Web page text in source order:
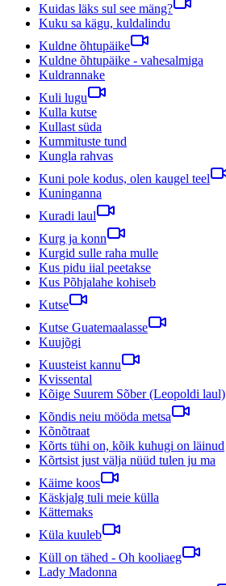
Kuidas läks sul see mäng?
Kuku sa kägu, kuldalindu
Kuldne õhtupäike
Kuldne õhtupäike - vahesalmiga
Kuldrannake
Kuli lugu
Kulla kutse
Kullast süda
Kummituste tund
Kungla rahvas
Kuni pole kodus, olen kaugel teel
Kuninganna
Kuradi laul
Kurg ja konn
Kurgid sulle raha mulle
Kus pidu iial peetakse
Kus Põhjalahe kohiseb
Kutse
Kutse Guatemaalasse
Kuujõgi
Kuusteist kannu
Kvissental
Kõige Suurem Sõber (Leopoldi laul)
Kõndis neiu mööda metsa
Kõnõtraat
Kõrts tühi on, kõik kuhugi on läinud
Kõrtsist just välja nüüd tulen ju ma
Käime koos
Käskjalg tuli meie külla
Kättemaks
Küla kuuleb
Küll on tähed - Oh kooliaeg
Lady Madonna